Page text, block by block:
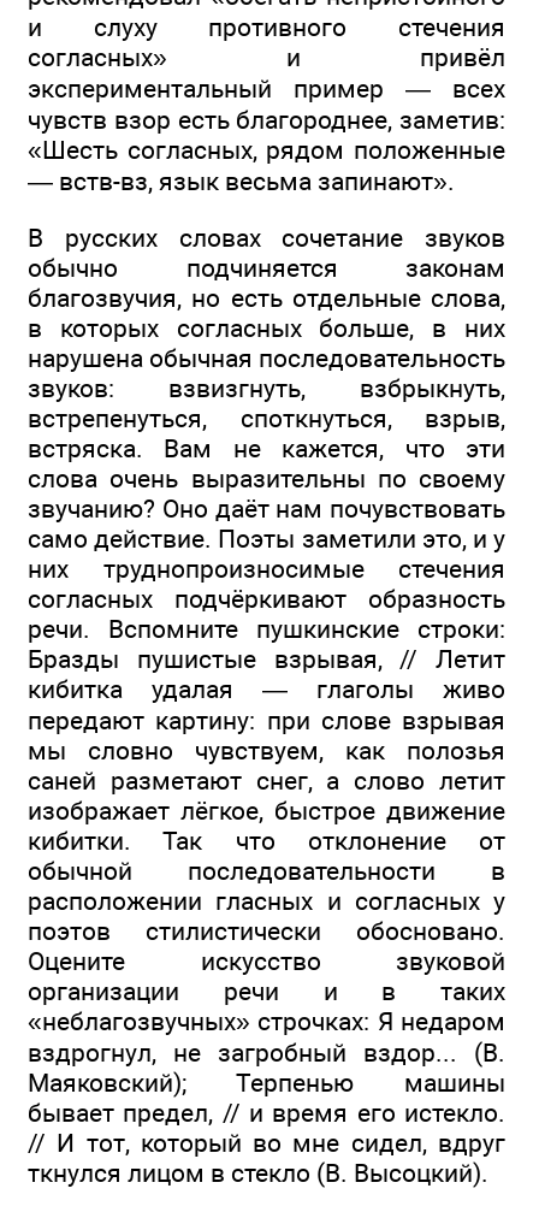
и слуху противного стечения
согласных» и привёл
экспериментальный пример — всех
чувств взор есть благороднее, заметив:
«Шесть согласных, рядом положенные
— вств-вз, язык весьма запинают».
В русских словах сочетание звуков
обычно подчиняется законам
благозвучия, но есть отдельные слова,
в которых согласных больше, в них
нарушена обычная последовательность
звуков: взвизгнуть, взбрыкнуть,
встрепенуться, споткнуться, взрыв,
встряска. Вам не кажется, что эти
слова очень выразительны по своему
звучанию? Оно даёт нам почувствовать
само действие. Поэты заметили это, и у
них труднопроизносимые стечения
согласных подчёркивают образность
речи. Вспомните пушкинские строки:
Бразды пушистые взрывая, // Летит
кибитка удалая — глаголы живо
передают картину: при слове взрывая
мы словно чувствуем, как полозья
саней разметают снег, а слово летит
изображает лёгкое, быстрое движение
кибитки. Так что отклонение от
обычной последовательности в
расположении гласных и согласных у
поэтов стилистически обосновано.
Оцените искусство звуковой
организации речи и в таких
«неблагозвучных» строчках: Я недаром
вздрогнул, не загробный вздор... (В.
Маяковский); Терпенью машины
бывает предел, // и время его истекло.
// И тот, который во мне сидел, вдруг
ткнулся лицом в стекло (В. Высоцкий).